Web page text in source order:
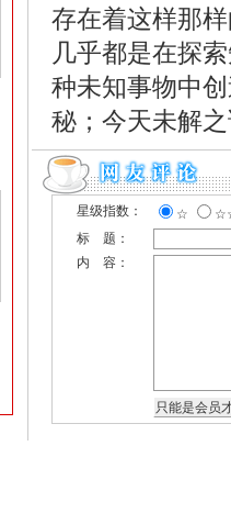
存在着这样那
几乎都是在探
种未知事物中
秘；今天未解
星级指数： ☆
标 题：
内 容：